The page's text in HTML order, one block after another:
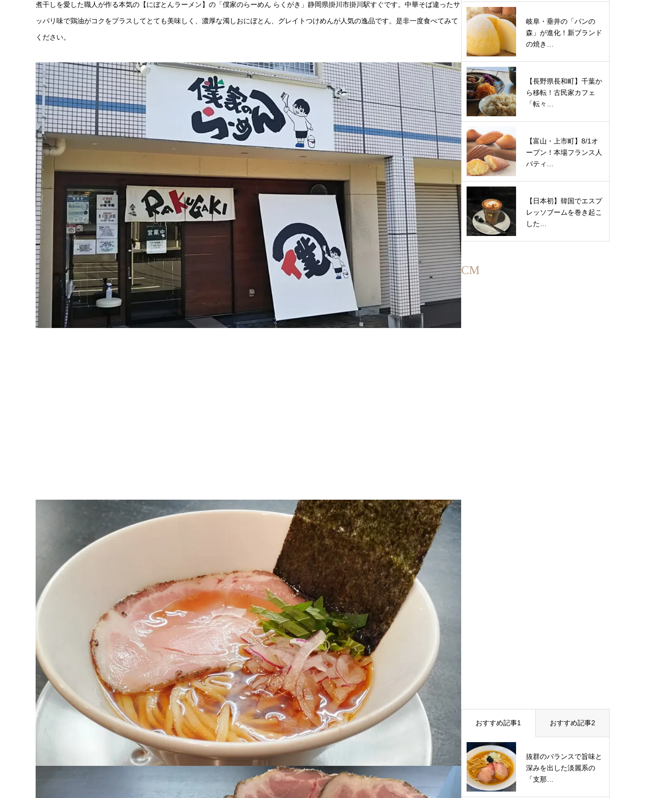
煮干しを愛した職人が作る本気の【にぼとんラーメン】の「僕家のらーめん らくがき」静岡県掛川市掛川駅すぐです。中華そば違ったサ
ッパリ味で鶏油がコクをプラスしてとても美味しく、濃厚な濁しおにぼとん、グレイトつけめんが人気の逸品です。是非一度食べてみて
ください。
岐阜・垂井の「パンの
森」が進化！新ブランド
の焼き…
【長野県長和町】千葉か
ら移転！古民家カフェ
「転々…
【富山・上市町】8/1オ
ープン！本場フランス人
パティ…
【日本初】韓国でエスプ
レッソブームを巻き起こ
した…
CM
おすすめ記事1 おすすめ記事2
抜群のバランスで旨味と
深みを出した淡麗系の
「支那…